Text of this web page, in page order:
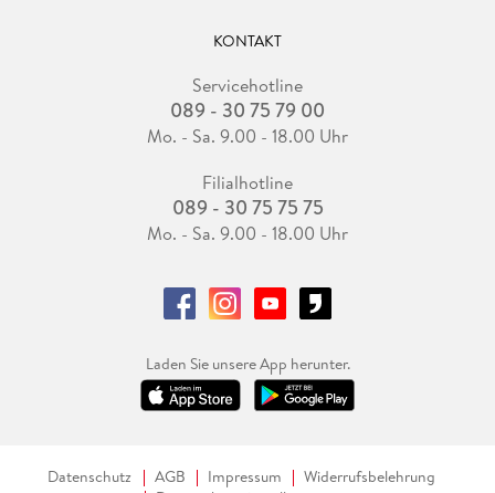
KONTAKT
Servicehotline
089 - 30 75 79 00
Mo. - Sa. 9.00 - 18.00 Uhr
Filialhotline
089 - 30 75 75 75
Mo. - Sa. 9.00 - 18.00 Uhr
Laden Sie unsere App herunter.
Datenschutz AGB Impressum
Widerrufsbelehrung